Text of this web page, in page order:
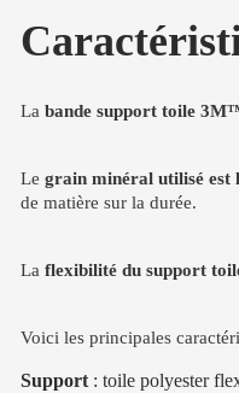
La bande support toile
Le grain minéral utilisé est
de matière sur la durée.
La flexibilité du support
Voici les principales
Support : toile polyester